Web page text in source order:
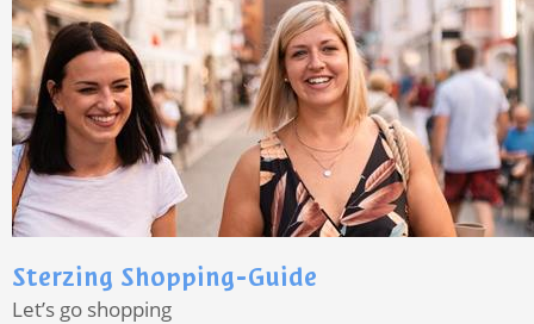
Sterzing Shopping-Guide
Let’s go shopping